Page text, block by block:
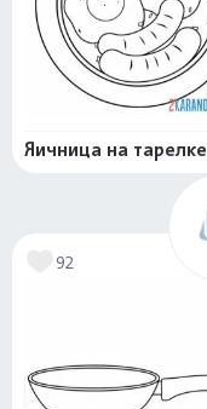
Яичница на тарелке
92